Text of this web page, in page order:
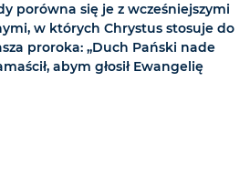
porówna się je z wcześniejszymi
w których Chrystus stosuje do
proroka: „Duch Pański nade
abym głosił Ewangelię